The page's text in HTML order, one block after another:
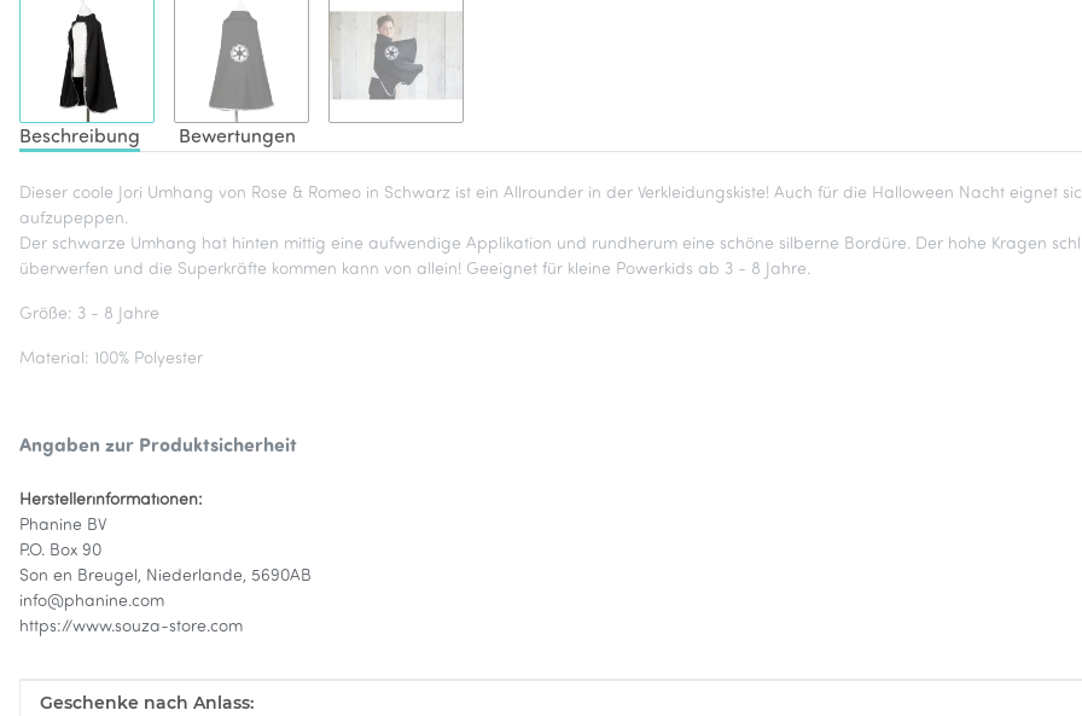
Beschreibung Bewertungen
Dieser coole Jori Umhang von Rose & Romeo in Schwarz ist ein Allrounder in der Verkleidungskiste! Auch für die Halloween Nacht eignet
aufzupeppen.
Der schwarze Umhang hat hinten mittig eine aufwendige Applikation und rundherum eine schöne silberne Bordüre. Der hohe Kragen
überwerfen und die Superkräfte kommen kann von allein! Geeignet für kleine Powerkids ab 3 - 8 Jahre.
Größe: 3 - 8 Jahre
Material: 100% Polyester
Angaben zur Produktsicherheit
Herstellerinformationen:
Phanine BV
P.O. Box 90
Son en Breugel, Niederlande, 5690AB
info@phanine.com
https://www.souza-store.com
Produkteigenschaft
Wert
Geschenke nach Anlass: